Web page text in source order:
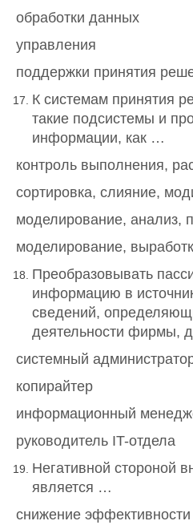
обработки данных
управления
поддержки принятия
К системам принятия
такие подсистемы и
информации, как …
контроль выполнения,
сортировка, слияние,
моделирование, анализ,
моделирование,
Преобразовывать
информацию в
сведений,
деятельности фирмы,
системный
копирайтер
информационный
руководитель IT-отдела
Негативной стороной
является …
снижение